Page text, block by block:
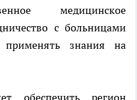
медицинское
с больницами
знания на
обеспечить регион